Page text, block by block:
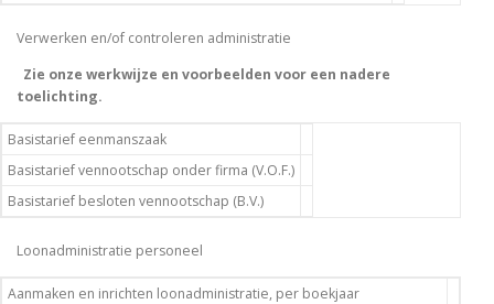
Verwerken en/of controleren administratie
Zie onze werkwijze en voorbeelden voor een nadere
toelichting.
Basistarief eenmanszaak
Basistarief vennootschap onder firma (V.O.F.)
Basistarief besloten vennootschap (B.V.)
Loonadministratie personeel
Aanmaken en inrichten loonadministratie, per boekjaar